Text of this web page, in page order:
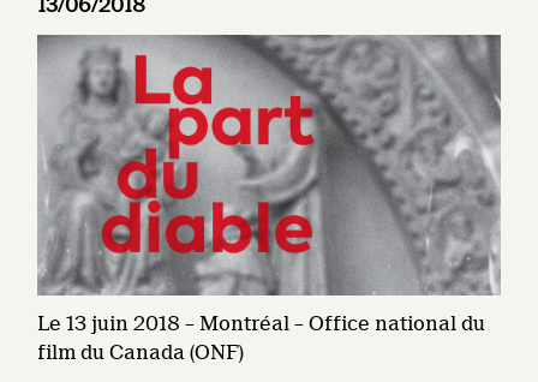
13/06/2018
Le 13 juin 2018 – Montréal – Office national du
film du Canada (ONF)